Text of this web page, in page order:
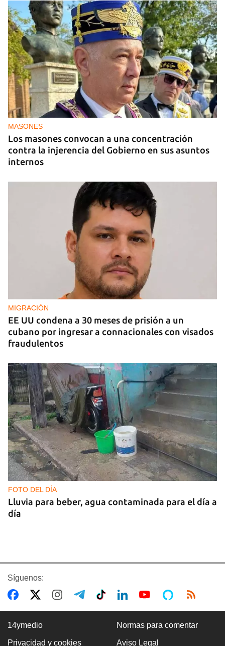
MIAMI
La hija de un diplomático castrista expulsado de
EE UU en 2003 está bajo custodia del ICE
MASONES
Los masones convocan a una concentración
contra la injerencia del Gobierno en sus asuntos
internos
MIGRACIÓN
EE UU condena a 30 meses de prisión a un
cubano por ingresar a connacionales con visados
fraudulentos
FOTO DEL DÍA
Lluvia para beber, agua contaminada para el día a
día
Síguenos:
14ymedio Normas para comentar
Privacidad y cookies Aviso Legal